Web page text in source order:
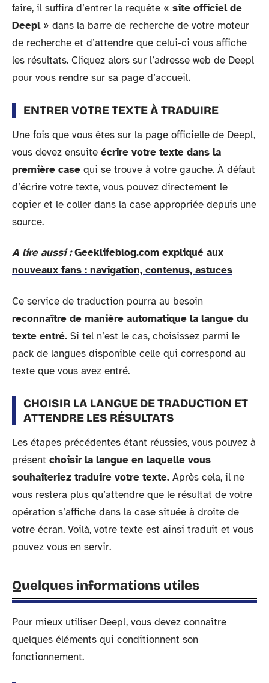
faire, il suffira d’entrer la requête « site officiel de
Deepl» dans la barre de recherche de votre moteur
de recherche et d’attendre que celui-ci vous affiche
les résultats. Cliquez alors sur l’adresse web de Deepl
pour vous rendre sur sa page d’accueil.
ENTRER VOTRE TEXTE À TRADUIRE
Une fois que vous êtes sur la page officielle de Deepl,
vous devez ensuite écrire votre texte dans la
première case qui se trouve à votre gauche. À défaut
d’écrire votre texte, vous pouvez directement le
copier et le coller dans la case appropriée depuis une
source.
A lire aussi : Geeklifeblog.com expliqué aux
nouveaux fans : navigation, contenus, astuces
Ce service de traduction pourra au besoin
reconnaître de manière automatique la langue du
texte entré. Si tel n’est le cas, choisissez parmi le
pack de langues disponible celle qui correspond au
texte que vous avez entré.
CHOISIR LA LANGUE DE TRADUCTION ET
ATTENDRE LES RÉSULTATS
Les étapes précédentes étant réussies, vous pouvez à
présent choisir la langue en laquelle vous
souhaiteriez traduire votre texte. Après cela, il ne
vous restera plus qu’attendre que le résultat de votre
opération s’affiche dans la case située à droite de
votre écran. Voilà, votre texte est ainsi traduit et vous
pouvez vous en servir.
Quelques informations utiles
Pour mieux utiliser Deepl, vous devez connaître
quelques éléments qui conditionnent son
fonctionnement.